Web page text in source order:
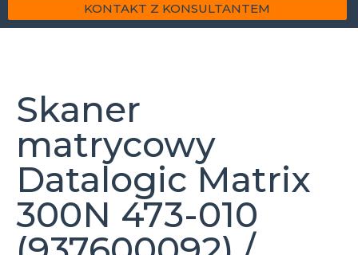
KONTAKT Z KONSULTANTEM
Skaner
matrycowy
Datalogic Matrix
300N 473-010